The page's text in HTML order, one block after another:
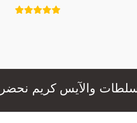
كريم نحضرها لكم